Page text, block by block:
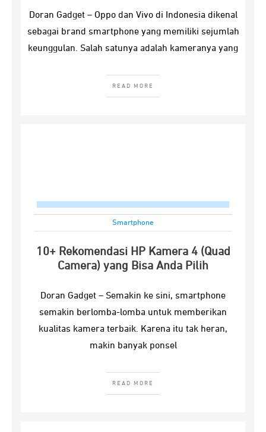
Doran Gadget – Oppo dan Vivo di Indonesia dikenal
sebagai brand smartphone yang memiliki sejumlah
keunggulan. Salah satunya adalah kameranya yang
READ MORE
Smartphone
10+ Rekomendasi HP Kamera 4 (Quad
Camera) yang Bisa Anda Pilih
Doran Gadget – Semakin ke sini, smartphone
semakin berlomba-lomba untuk memberikan
kualitas kamera terbaik. Karena itu tak heran,
makin banyak ponsel
READ MORE